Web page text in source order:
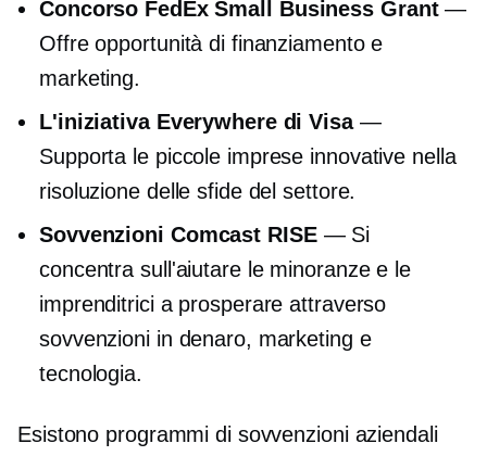
Concorso FedEx Small Business Grant—
Offre opportunità di finanziamento e
marketing.
L'iniziativa Everywhere di Visa—
Supporta le piccole imprese innovative nella
risoluzione delle sfide del settore.
Sovvenzioni Comcast RISE— Si
concentra sull'aiutare le minoranze e le
imprenditrici a prosperare attraverso
sovvenzioni in denaro, marketing e
tecnologia.
Esistono programmi di sovvenzioni aziendali